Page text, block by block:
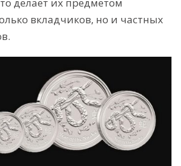
вкладчиков, но и частных